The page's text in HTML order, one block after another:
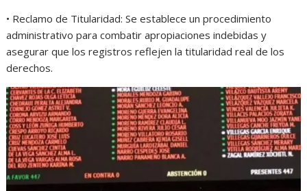
• Reclamo de Titularidad: Se establece un procedimiento
administrativo para combatir apropiaciones indebidas y
asegurar que los registros reflejen la titularidad real de los
derechos.